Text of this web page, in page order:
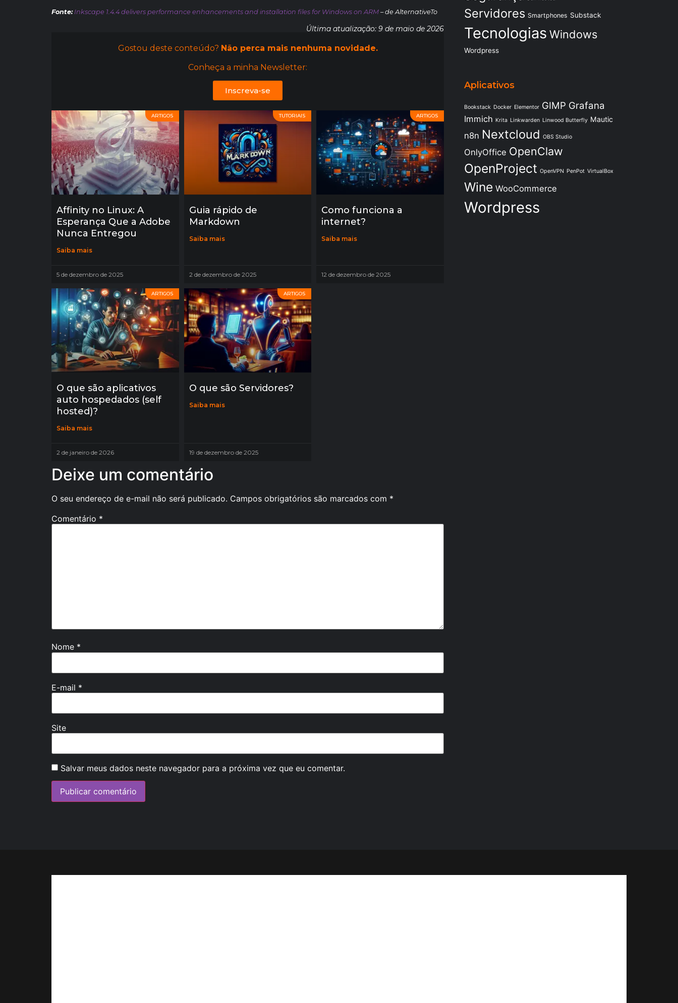
Fonte: Inkscape 1.4.4 delivers performance enhancements and installation files for Windows on ARM – de AlternativeTo
Última atualização: 9 de maio de 2026
Gostou deste conteúdo? Não perca mais nenhuma novidade.
Conheça a minha Newsletter:
Inscreva-se
ARTIGOS
Affinity no Linux: A
Esperança Que a Adobe
Nunca Entregou
Saiba mais
5 de dezembro de 2025
TUTORIAIS
Guia rápido de
Markdown
Saiba mais
2 de dezembro de 2025
ARTIGOS
Como funciona a
internet?
Saiba mais
12 de dezembro de 2025
ARTIGOS
O que são aplicativos
auto hospedados (self
hosted)?
Saiba mais
2 de janeiro de 2026
ARTIGOS
O que são Servidores?
Saiba mais
19 de dezembro de 2025
Deixe um comentário
O seu endereço de e-mail não será publicado. Campos obrigatórios são marcados com *
Comentário *
Nome *
E-mail *
Site
Salvar meus dados neste navegador para a próxima vez que eu comentar.
Servidores Smartphones Substack
Tecnologias Windows
Wordpress
Aplicativos
Bookstack Docker Elementor GIMP Grafana
Immich Krita Linkwarden Linwood Butterfly Mautic
n8n Nextcloud OBS Studio
OnlyOffice OpenClaw
OpenProject OpenVPN PenPot VirtualBox
Wine WooCommerce
Wordpress